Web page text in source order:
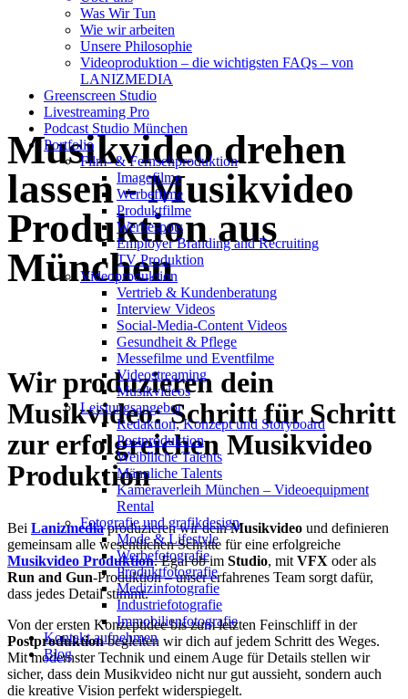
Was Wir Tun
Wie wir arbeiten
Unsere Philosophie
Videoproduktion – die wichtigsten FAQs – von
LANIZMEDIA
Greenscreen Studio
Livestreaming Pro
Podcast Studio München
Portfolio
Film- & Fernsehproduktion
Imagefilme
Werbefilme
Produktfilme
Werbespots
Employer Branding and Recruiting
TV Produktion
Videoproduktion
Vertrieb & Kundenberatung
Interview Videos
Social-Media-Content Videos
Gesundheit & Pflege
Mes­se­filme und Eventfilme
Video­strea­ming
Musikvideos
Leis­tungs­an­ge­bot
Redak­ti­on, Kon­zept und Storyboard
Post­pro­duk­ti­on
Weiblliche Talents
Männliche Talents
Kameraverleih München – Videoequipment
Rental
Fotografie und grafikdesign
Mode & Lifestyle
Werbefotografie
Produktfotografie
Medizinfotografie
Industriefotografie
Immobilienfotografie
Kontakt aufnehmen
Blog
Musikvideo zu Ihrem
neuen Song
Musikvideo drehen
lassen - Musikvideo
Produktion aus
München
Wir produzieren dein
Musikvideo: Schritt für Schritt
zur erfolgreichen Musikvideo
Produktion
Bei Lanizmediaproduzieren wir deinMusikvideo und definieren
gemeinsam alle wesentlichen Schritte für eine erfolgreiche
Musikvideo Produktion. Egal ob im Studio, mit VFX oder als
Run and Gun-Produktion – unser erfahrenes Team sorgt dafür,
dass jedes Detail stimmt.
Von der ersten Konzeptidee bis zum letzten Feinschliff in der
Postproduktionbegleiten wir dich auf jedem Schritt des Weges.
Mit modernster Technik und einem Auge für Details stellen wir
sicher, dass dein Musikvideo nicht nur gut aussieht, sondern auch
die kreative Vision perfekt widerspiegelt.